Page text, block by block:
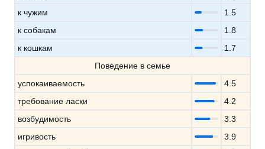
к чужим
1.5
к собакам
1.8
к кошкам
1.7
Поведение в семье
успокаиваемость
4.5
требование ласки
4.2
возбудимость
3.3
игривость
3.9